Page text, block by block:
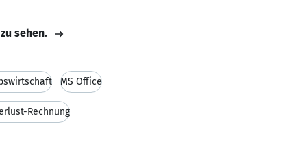
sehen.
MS Office
Rechnung